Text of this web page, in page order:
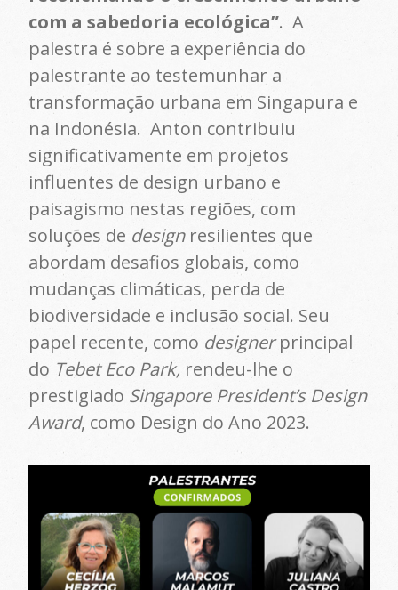
com a sabedoria ecológica”. A
palestra é sobre a experiência do
palestrante ao testemunhar a
transformação urbana em Singapura e
na Indonésia. Anton contribuiu
significativamente em projetos
influentes de design urbano e
paisagismo nestas regiões, com
soluções de design resilientes que
abordam desafios globais, como
mudanças climáticas, perda de
biodiversidade e inclusão social. Seu
papel recente, como designerprincipal
do Tebet Eco Park, rendeu-lhe o
prestigiado Singapore President’s Design
Award, como Design do Ano 2023.